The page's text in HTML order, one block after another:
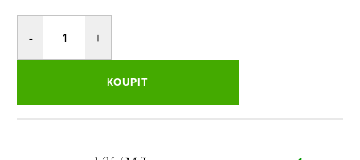
KOUPIT